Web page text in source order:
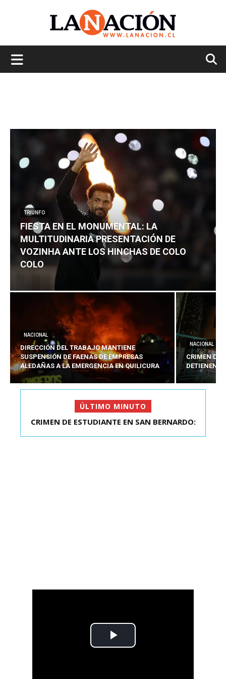
TRIUNFO
FIESTA EN EL MONUMENTAL: LA
MULTITUDINARIA PRESENTACIÓN DE
VOZINHA ANTE LOS HINCHAS DE COLO
COLO
NACIONAL
DIRECCIÓN DEL TRABAJO MANTIENE
SUSPENSIÓN DE FAENAS DE EMPRESAS
ALEDAÑAS A LA EMERGENCIA EN QUILICURA
NACIONAL
CRIMEN DE
DETIENEN
ÚLTIMO MINUTO
FIESTA EN EL MONUMENTAL: LA